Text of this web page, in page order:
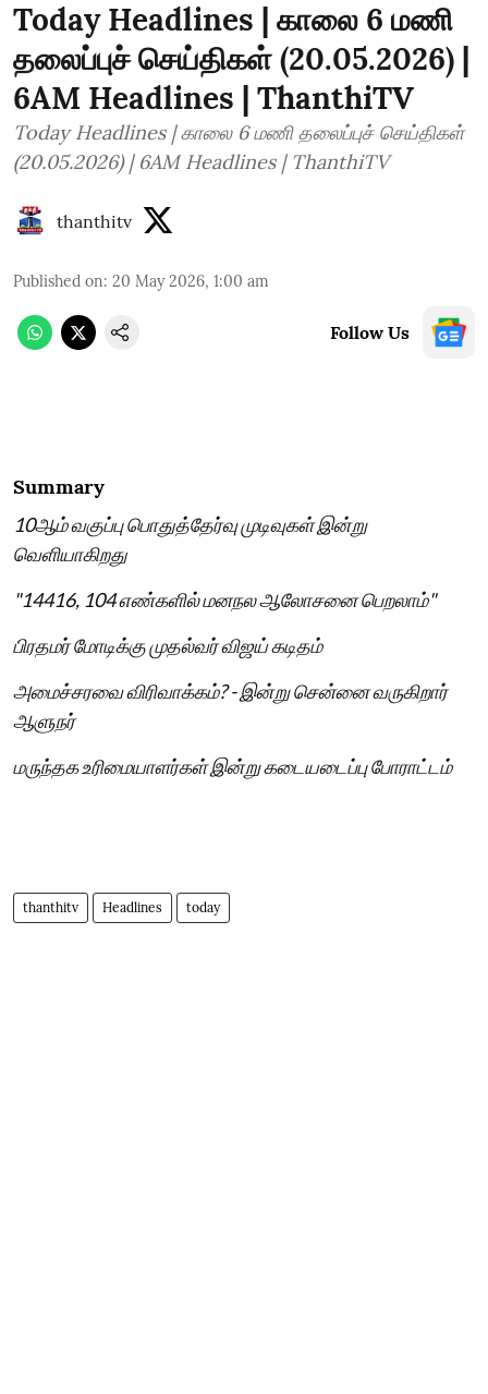
Today Headlines | காலை 6 மணி
தலைப்புச் செய்திகள் (20.05.2026) |
6AM Headlines | ThanthiTV
Today Headlines | காலை 6 மணி தலைப்புச் செய்திகள்
(20.05.2026) | 6AM Headlines | ThanthiTV
thanthitv
Published on: 20 May 2026, 1:00 am
Follow Us
Summary
10ஆம் வகுப்பு பொதுத்தேர்வு முடிவுகள் இன்று
வெளியாகிறது
"14416, 104 எண்களில் மனநல ஆலோசனை பெறலாம்"
பிரதமர் மோடிக்கு முதல்வர் விஜய் கடிதம்
அமைச்சரவை விரிவாக்கம்? - இன்று சென்னை வருகிறார்
ஆளுநர்
மருந்தக உரிமையாளர்கள் இன்று கடையடைப்பு போராட்டம்
thanthitv Headlines today